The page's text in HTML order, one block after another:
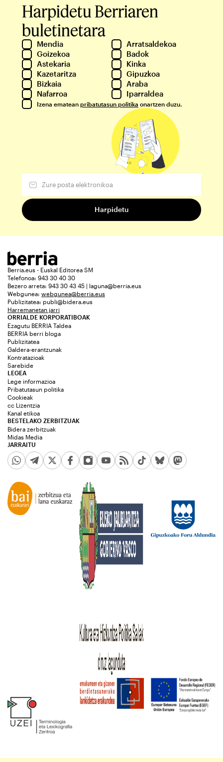
Harpidetu Berriaren
buletinetara
Mendia
Arratsaldekoa
Goizekoa
Badok
Astekaria
Kinka
Kazetaritza
Gipuzkoa
Bizkaia
Araba
Nafarroa
Iparraldea
Izena ematean pribatutasun politika onartzen duzu.
Berria.eus - Euskal Editorea SM
Telefonoa: 943 30 40 30
Bezero arreta: 943 30 43 45 | laguna@berria.eus
Webgunea: webgunea@berria.eus
Publizitatea: publi@bidera.eus
Harremanetan jarri
ORRIALDE KORPORATIBOAK
Ezagutu BERRIA Taldea
BERRIA berri bloga
Publizitatea
Galdera-erantzunak
Kontratazioak
Sarebide
JARRAITU
LEGEA
Lege informazioa
Pribatutasun politika
Cookieak
cc Lizentzia
Kanal etikoa
BESTELAKO ZERBITZUAK
Bidera zerbitzuak
Midas Media